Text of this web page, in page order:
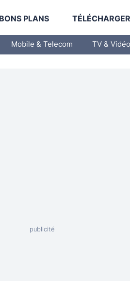
BONS PLANS
Mobile & Telecom TV & Vidéo